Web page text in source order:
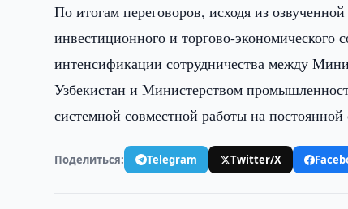
По итогам переговоров, исходя из
инвестиционного и торгово-экономического
интенсификации сотрудничества между
Узбекистан и Министерством
системной совместной работы на постоянной
Поделиться: Telegram Twitter/X